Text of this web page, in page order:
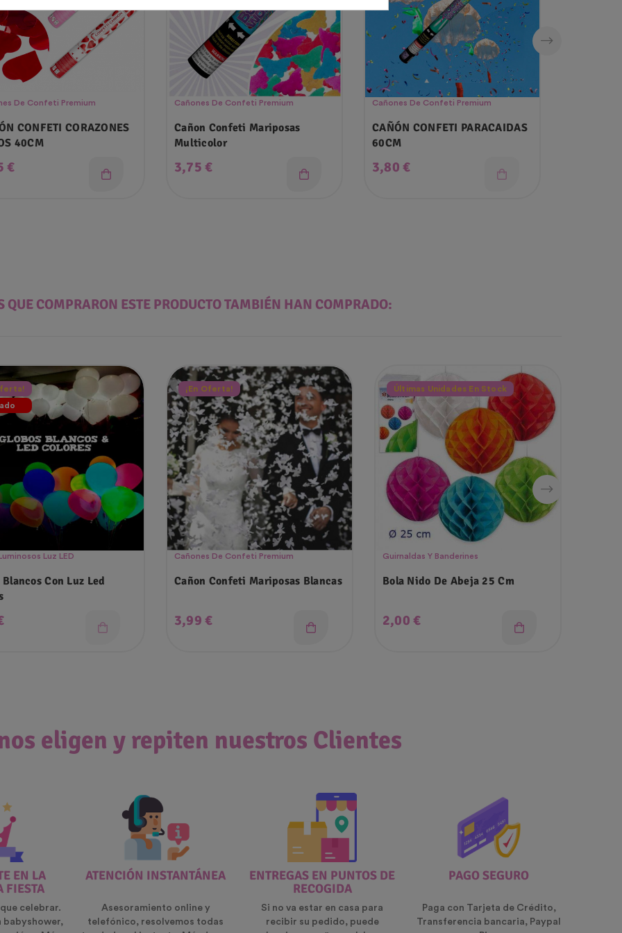
De Confeti Premium
CONFETI CORAZONES
40CM
€
Cañones De Confeti Premium
Cañon Confeti Mariposas
Multicolor
Precio
3,75 €
Cañones De Confeti Premium
CAÑÓN CONFETI PARACAIDAS
60CM
Precio
3,80 €
QUE COMPRARON ESTE PRODUCTO TAMBIÉN HAN COMPRADO:
Luz LED
Con Luz Led
¡En Oferta!
Cañones De Confeti Premium
Cañon Confeti Mariposas Blancas
Precio
3,99 €
Últimas Unidades En Stock
Guirnaldas Y Banderines
Bola Nido De Abeja 25 Cm
Precio
2,00 €
eligen y repiten nuestros Clientes
EN LA
FIESTA
celebrar.
babyshower,
ATENCIÓN INSTANTÁNEA
Asesoramiento online y
telefónico, resolvemos todas
ENTREGAS EN PUNTOS DE
RECOGIDA
Si no va estar en casa para
recibir su pedido, puede
PAGO SEGURO
Paga con Tarjeta de Crédito,
Transferencia bancaria, Paypal